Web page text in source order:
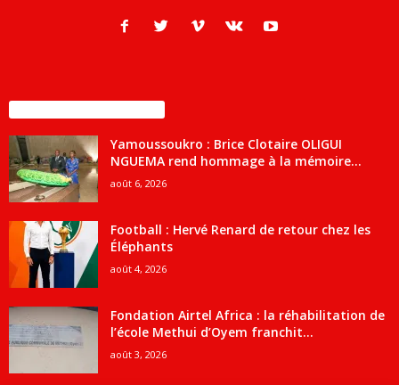
Yamoussoukro : Brice Clotaire OLIGUI
NGUEMA rend hommage à la mémoire...
août 6, 2026
Football : Hervé Renard de retour chez les
Éléphants
août 4, 2026
Fondation Airtel Africa : la réhabilitation de
l’école Methui d’Oyem franchit...
août 3, 2026